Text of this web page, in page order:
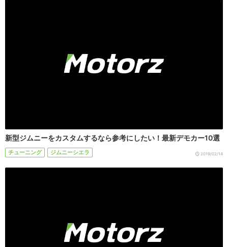
新型ジムニーをカスタムするなら参考にしたい！最新デモカー10選
チューニング ジムニーシエラ 2019/02/14